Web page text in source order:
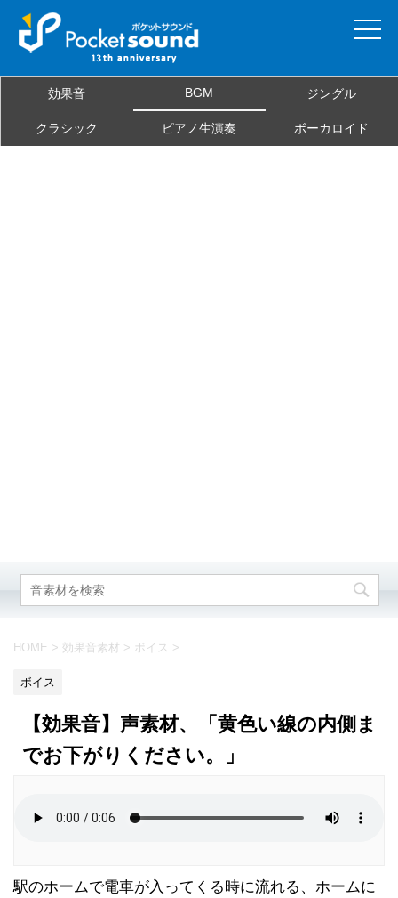
当サイトについて
効果音 BGM ジングル
クラシック ピアノ生演奏 ボーカロイド
HOME > 効果音素材 > ボイス >
ボイス
【効果音】声素材、「黄色い線の内側ま
でお下がりください。」
駅のホームで電車が入ってくる時に流れる、ホームに